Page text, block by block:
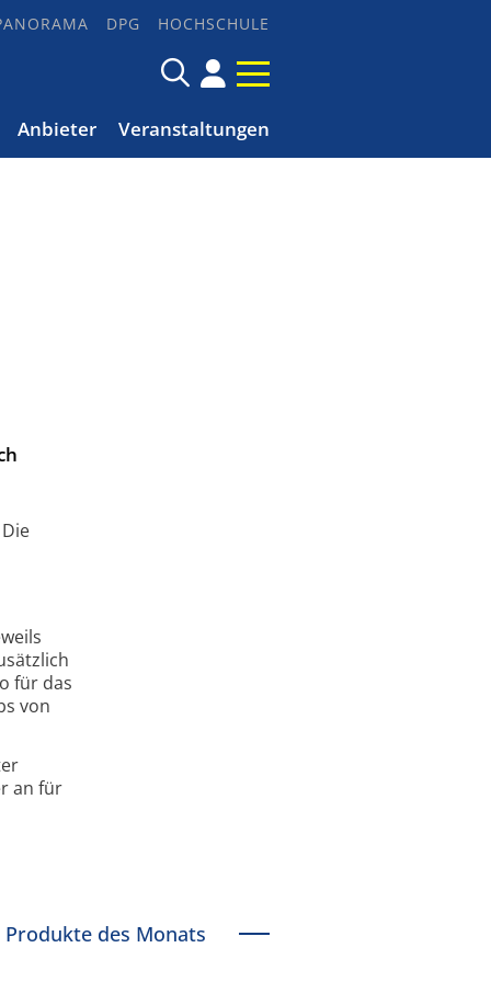
DPG HOCHSCHULE
Anbieter Veranstaltungen
für das
von
an für
Produkte des Monats